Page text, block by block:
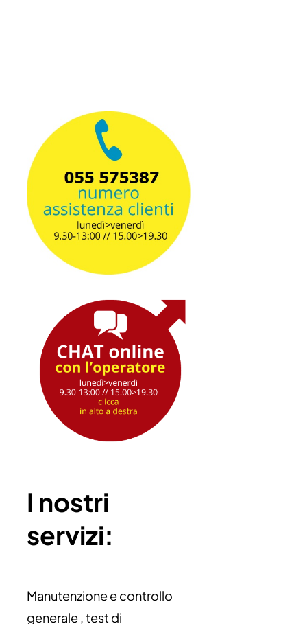
I nostri
servizi:
Manutenzione e controllo
generale , test di